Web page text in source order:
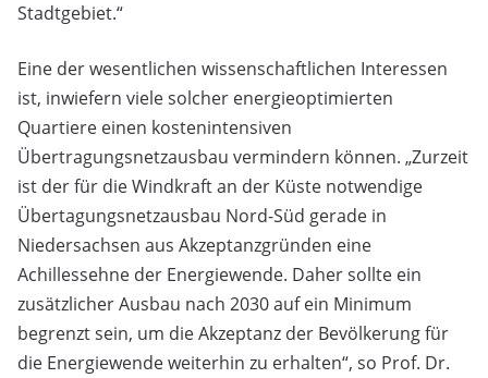
Stadtgebiet.“
Eine der wesentlichen wissenschaftlichen Interessen
ist, inwiefern viele solcher energieoptimierten
Quartiere einen kostenintensiven
Übertragungsnetzausbau vermindern können. „Zurzeit
ist der für die Windkraft an der Küste notwendige
Übertagungsnetzausbau Nord-Süd gerade in
Niedersachsen aus Akzeptanzgründen eine
Achillessehne der Energiewende. Daher sollte ein
zusätzlicher Ausbau nach 2030 auf ein Minimum
begrenzt sein, um die Akzeptanz der Bevölkerung für
die Energiewende weiterhin zu erhalten“, so Prof. Dr.